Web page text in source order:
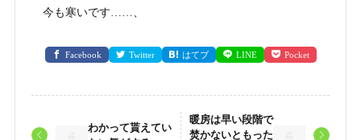
今も寒いです……、
Facebook Twitter はてブ LINE Pocket
わかって貰えてい
暖房は早い段階で
焚かないともった